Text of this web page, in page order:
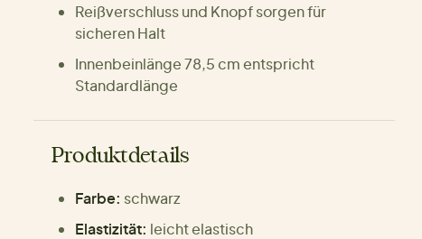
Reißverschluss und Knopf sorgen für
sicheren Halt
Innenbeinlänge 78,5 cm entspricht
Standardlänge
Produktdetails
Farbe: schwarz
Elastizität: leicht elastisch